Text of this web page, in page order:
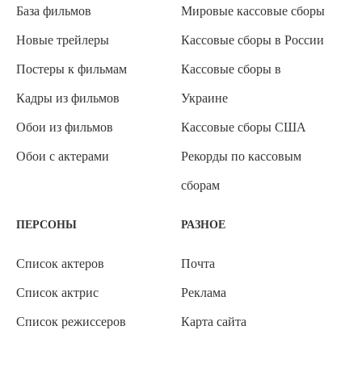
База фильмов
Новые трейлеры
Постеры к фильмам
Кадры из фильмов
Обои из фильмов
Обои с актерами
Мировые кассовые сборы
Кассовые сборы в России
Кассовые сборы в
Украине
Кассовые сборы США
Рекорды по кассовым
сборам
ПЕРСОНЫ
Список актеров
Список актрис
Список режиссеров
РАЗНОЕ
Почта
Реклама
Карта сайта